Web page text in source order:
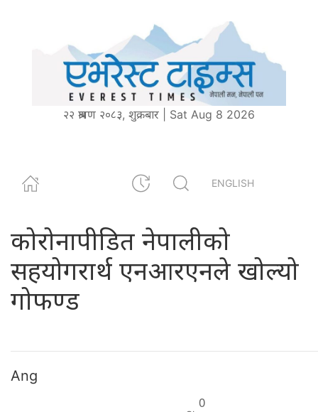
२२ श्रावण २०८३, शुक्रबार | Sat Aug 8 2026
ENGLISH
कोरोनापीडित नेपालीको
सहयोगरार्थ एनआरएनले खोल्यो
गोफण्ड
Ang
0